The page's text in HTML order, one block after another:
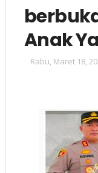
Anak
Rabu, Maret 18,